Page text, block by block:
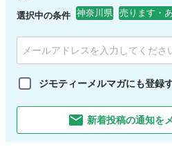
選択中の条件 神奈川県 売ります・
ジモティーメルマガにも登録
新着投稿の通知を